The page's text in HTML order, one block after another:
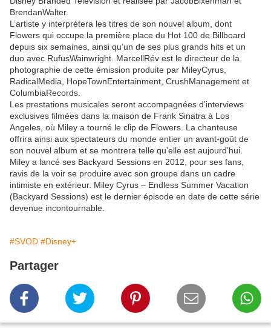
BrendanWalter.
L’artiste y interprétera les titres de son nouvel album, dont
Flowers qui occupe la première place du Hot 100 de Billboard
depuis six semaines, ainsi qu’un de ses plus grands hits et un
duo avec RufusWainwright. MarcellRév est le directeur de la
photographie de cette émission produite par MileyCyrus,
RadicalMedia, HopeTownEntertainment, CrushManagement et
ColumbiaRecords.
Les prestations musicales seront accompagnées d’interviews
exclusives filmées dans la maison de Frank Sinatra à Los
Angeles, où Miley a tourné le clip de Flowers. La chanteuse
offrira ainsi aux spectateurs du monde entier un avant-goût de
son nouvel album et se montrera telle qu’elle est aujourd’hui.
Miley a lancé ses Backyard Sessions en 2012, pour ses fans,
ravis de la voir se produire avec son groupe dans un cadre
intimiste en extérieur. Miley Cyrus ‒ Endless Summer Vacation
(Backyard Sessions) est le dernier épisode en date de cette série
devenue incontournable.
#SVOD #Disney+
Partager